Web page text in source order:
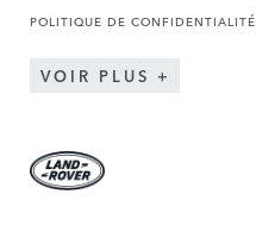
POLITIQUE DE CONFIDENTIALITÉ
VOIR PLUS